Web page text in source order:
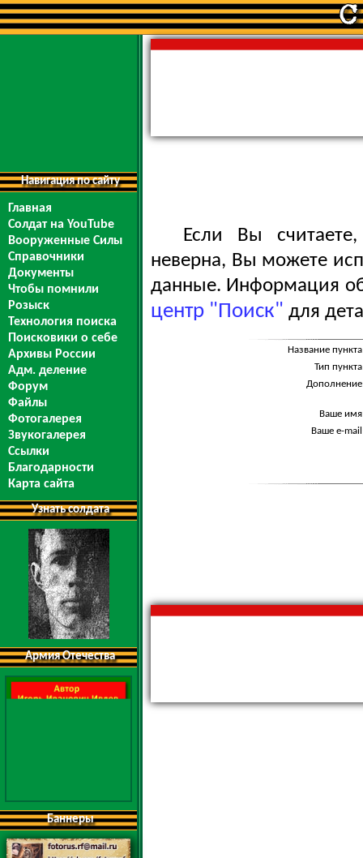
Навигация по сайту
Главная
Солдат на YouTube
Вооруженные Силы
Справочники
Документы
Чтобы помнили
Розыск
Технология поиска
Поисковики о себе
Архивы России
Адм. деление
Форум
Файлы
Фотогалерея
Звукогалерея
Ссылки
Благодарности
Карта сайта
Узнать солдата
Армия Отечества
Баннеры
Если Вы
неверна, Вы можете
данные. Информация
центр "Поиск" для
Название
Тип
Ваше
Ваше e-